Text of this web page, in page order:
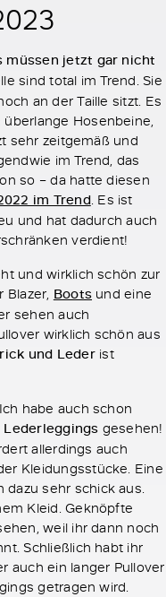
müssen jetzt gar nicht
sind total im Trend. Sie
an der Taille sitzt. Es
Hosenbeine,
sehr zeitgemäß und
im Trend, das
so – da hatte diesen
im Trend. Es ist
und hat dadurch auch
verdient!
und wirklich schön zur
Blazer, Boots und eine
sehen auch
wirklich schön aus
und Lederist
habe auch schon
gesehen!
allerdings auch
Kleidungsstücke. Eine
dazu sehr schick aus.
Kleid. Geknöpfte
weil ihr dann noch
Schließlich habt ihr
auch ein langer Pullover
getragen wird.